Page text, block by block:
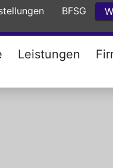
Leistungen
BFSG